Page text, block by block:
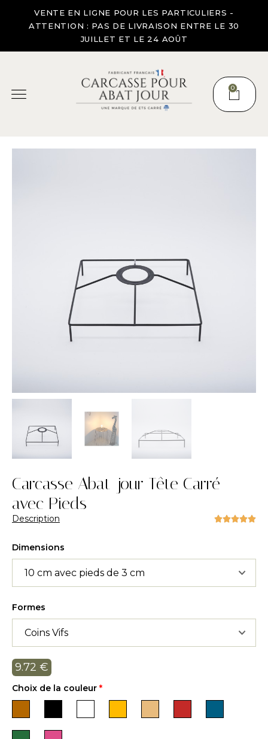
VENTE EN LIGNE POUR LES PARTICULIERS -
ATTENTION : PAS DE LIVRAISON ENTRE LE 30
JUILLET ET LE 24 AOÛT
0
Carcasse Abat-jour Tête Carré
avec Pieds
Description 
Dimensions
Formes
9.72 €
Choix de la couleur *